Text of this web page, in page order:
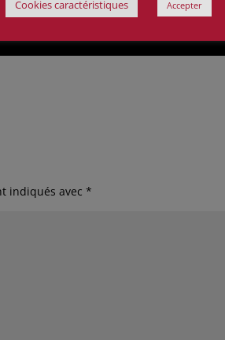
indiqués avec*
Cookies caractéristiques Accepter